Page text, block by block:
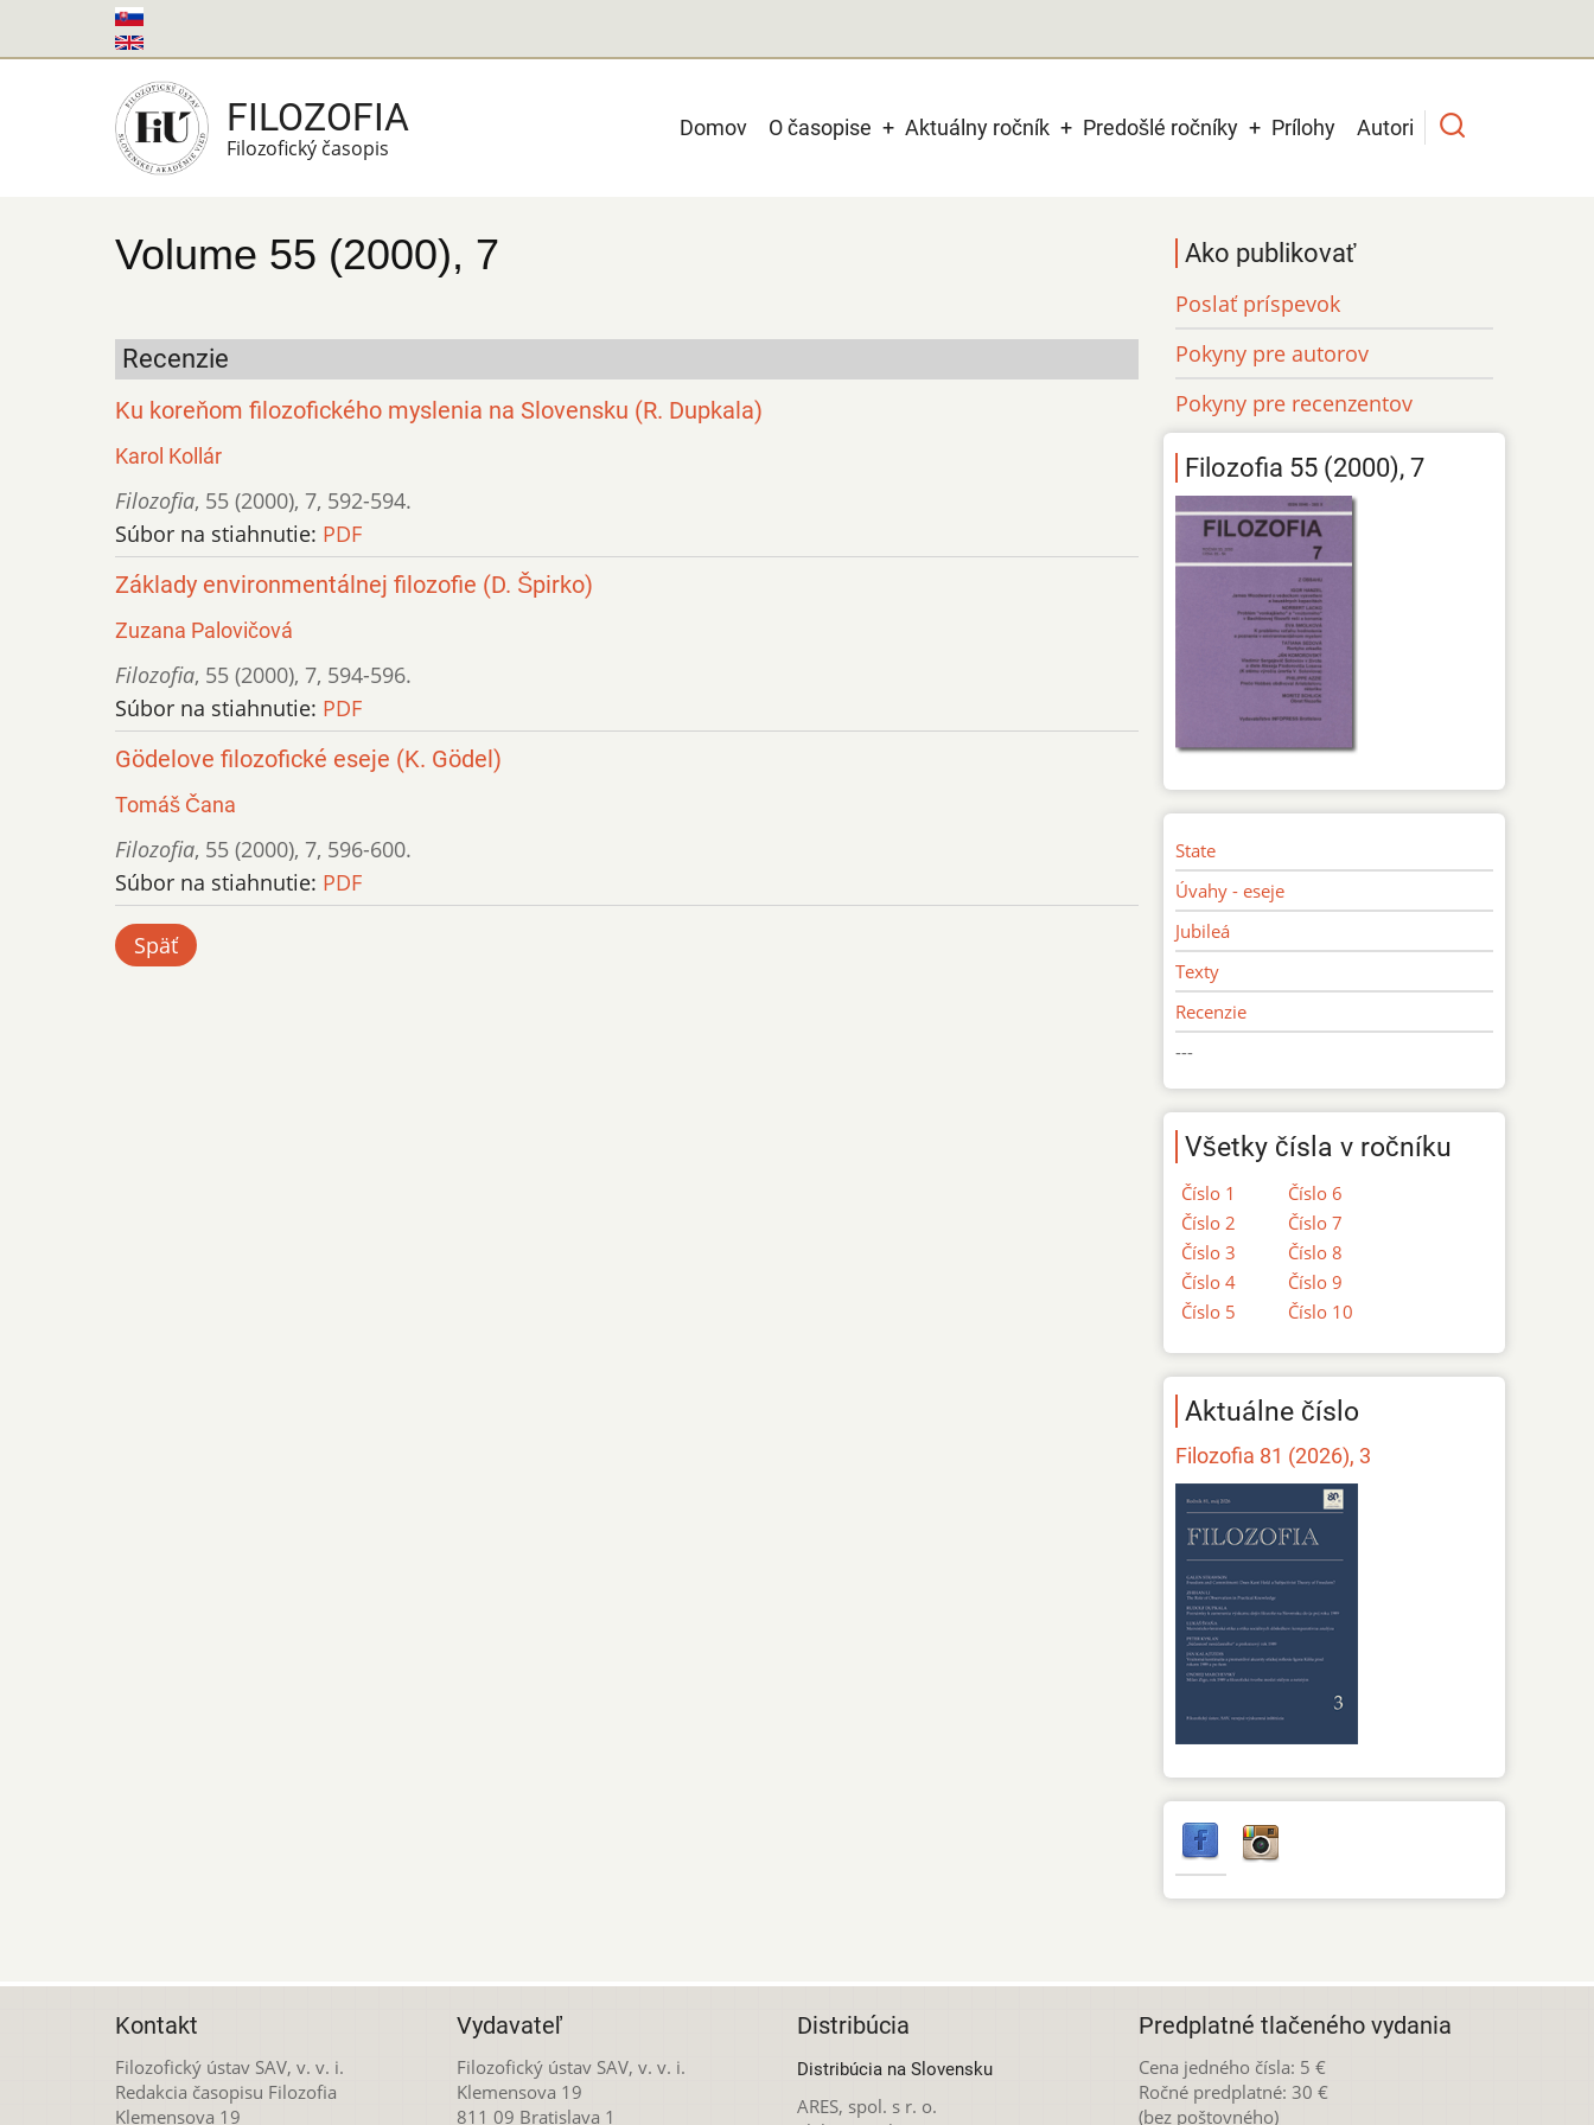
na
FILOZOFIA
Filozofický časopis
Main
Domov O časopise Aktuálny ročník Predošlé ročníky Prílohy Autori
Volume 55 (2000), 7
Recenzie
Ku koreňom filozofického myslenia na Slovensku (R. Dupkala)
Karol Kollár
Filozofia, 55 (2000), 7, 592-594.
Súbor na stiahnutie: PDF
Základy environmentálnej filozofie (D. Špirko)
Zuzana Palovičová
Filozofia, 55 (2000), 7, 594-596.
Súbor na stiahnutie: PDF
Gödelove filozofické eseje (K. Gödel)
Tomáš Čana
Filozofia, 55 (2000), 7, 596-600.
Súbor na stiahnutie: PDF
Späť
Ako publikovať
Poslať príspevok
Pokyny pre autorov
Pokyny pre recenzentov
Filozofia 55 (2000), 7
State
Úvahy - eseje
Jubileá
Texty
Recenzie
---
Všetky čísla v ročníku
Číslo 1
Číslo 2
Číslo 3
Číslo 4
Číslo 5
Číslo 6
Číslo 7
Číslo 8
Číslo 9
Číslo 10
Aktuálne číslo
Filozofia 81 (2026), 3
Kontakt
Filozofický ústav SAV, v. v. i.
Redakcia časopisu Filozofia
Klemensova 19
Vydavateľ
Filozofický ústav SAV, v. v. i.
Klemensova 19
811 09 Bratislava 1
Distribúcia
Distribúcia na Slovensku
ARES, spol. s r. o.
Predplatné tlačeného vydania
Cena jedného čísla: 5 €
Ročné predplatné: 30 €
(bez poštovného)